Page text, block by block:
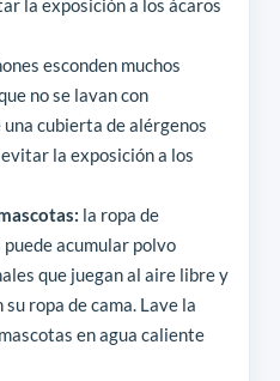
la exposición a los ácaros
esconden muchos
no se lavan con
cubierta de alérgenos
la exposición a los
la ropa de
acumular polvo
que juegan al aire libre y
ropa de cama. Lave la
en agua caliente